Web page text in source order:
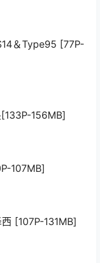
＆Type95 [77P-
156MB]
107MB]
[107P-131MB]